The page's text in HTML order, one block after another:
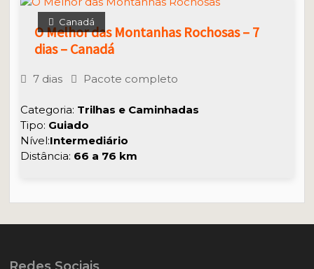
Canadá
O Melhor das Montanhas Rochosas – 7
dias – Canadá
7 dias Pacote completo
Categoria: Trilhas e Caminhadas
Tipo: Guiado
Nível:Intermediário
Distância: 66 a 76 km